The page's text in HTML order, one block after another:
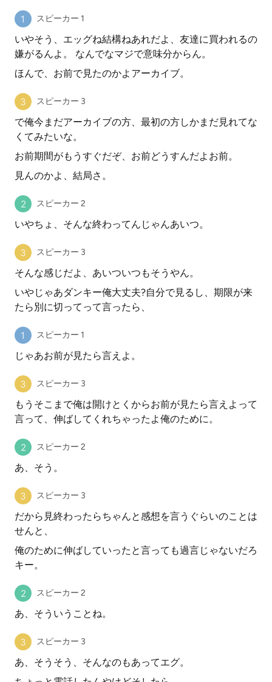
スピーカー 1
いやそう、エッグね結構ねあれだよ、友達に買われるの
嫌がるんよ。 なんでなマジで意味分からん。
ほんで、お前で見たのかよアーカイブ。
スピーカー 3
で俺今まだアーカイブの方、最初の方しかまだ見れてな
くてみたいな。
お前期間がもうすぐだぞ、お前どうすんだよお前。
見んのかよ、結局さ。
スピーカー 2
いやちょ、そんな終わってんじゃんあいつ。
スピーカー 3
そんな感じだよ、あいついつもそうやん。
いやじゃあダンキー俺大丈夫?自分で見るし、期限が来
たら別に切ってって言ったら、
スピーカー 1
じゃあお前が見たら言えよ。
スピーカー 3
もうそこまで俺は開けとくからお前が見たら言えよって
言って、伸ばしてくれちゃったよ俺のために。
スピーカー 2
あ、そう。
スピーカー 3
だから見終わったらちゃんと感想を言うぐらいのことは
せんと、
俺のために伸ばしていったと言っても過言じゃないだろ
キー。
スピーカー 2
あ、そういうことね。
スピーカー 3
あ、そうそう、そんなのもあってエグ。